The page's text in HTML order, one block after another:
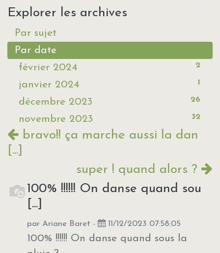
Explorer les archives
Par sujet
Par date
février 2024
2
janvier 2024 1
décembre 2023 26
novembre 2023 32
bravo!! ça marche aussi la dan
[...]
super ! quand alors ?
100% !!!!!! On danse quand sou
[...]
par Ariane Baret - 11/12/2023 07:58:05
100% !!!!!! On danse quand sous la